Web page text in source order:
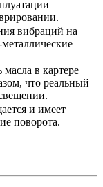
вибраций на
в картере
что реальный
и имеет
поворота.